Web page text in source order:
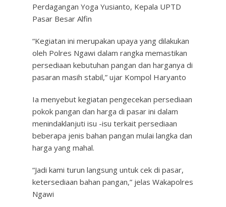
Perdagangan Yoga Yusianto, Kepala UPTD
Pasar Besar Alfin
“Kegiatan ini merupakan upaya yang dilakukan
oleh Polres Ngawi dalam rangka memastikan
persediaan kebutuhan pangan dan harganya di
pasaran masih stabil,” ujar Kompol Haryanto
Ia menyebut kegiatan pengecekan persediaan
pokok pangan dan harga di pasar ini dalam
menindaklanjuti isu -isu terkait persediaan
beberapa jenis bahan pangan mulai langka dan
harga yang mahal.
“Jadi kami turun langsung untuk cek di pasar,
ketersediaan bahan pangan,” jelas Wakapolres
Ngawi